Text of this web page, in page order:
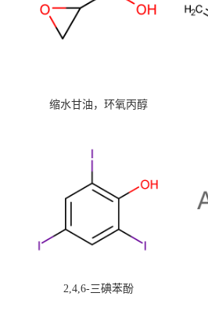
缩水甘油，环氧丙醇
2,4,6-三碘苯酚